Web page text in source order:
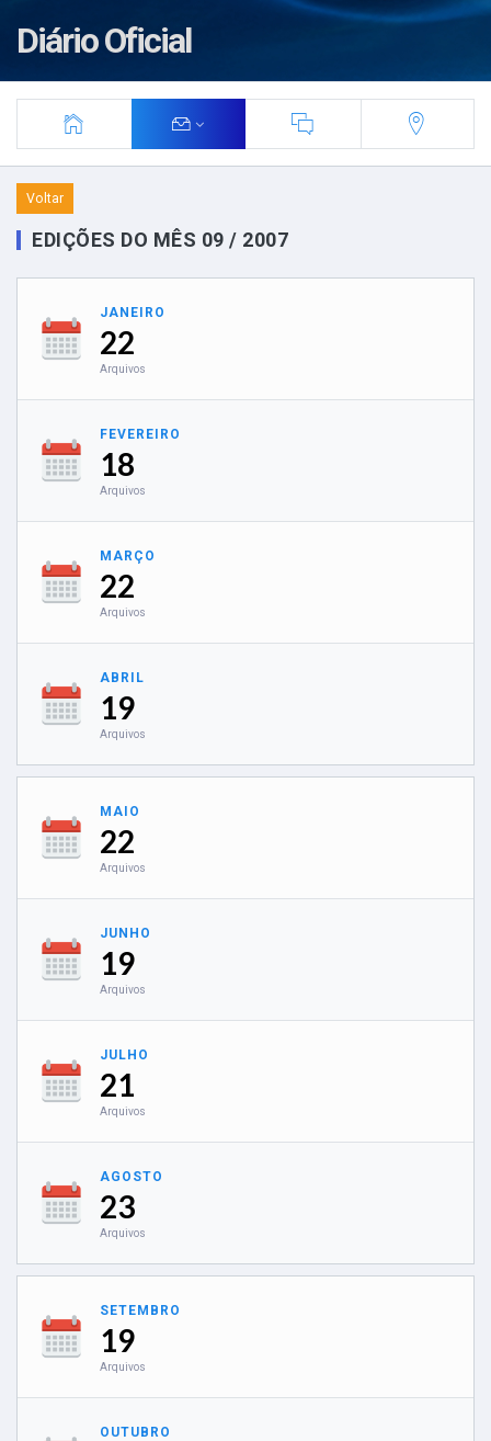
Diário Oficial
Voltar
EDIÇÕES DO MÊS 09 / 2007
JANEIRO
22
Arquivos
FEVEREIRO
18
Arquivos
MARÇO
22
Arquivos
ABRIL
19
Arquivos
MAIO
22
Arquivos
JUNHO
19
Arquivos
JULHO
21
Arquivos
AGOSTO
23
Arquivos
SETEMBRO
19
Arquivos
OUTUBRO